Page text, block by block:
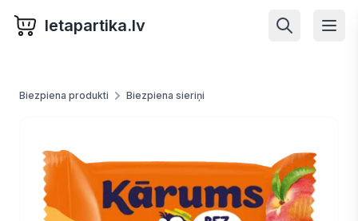
letapartika.lv
Biezpiena produkti Biezpiena sieriņi